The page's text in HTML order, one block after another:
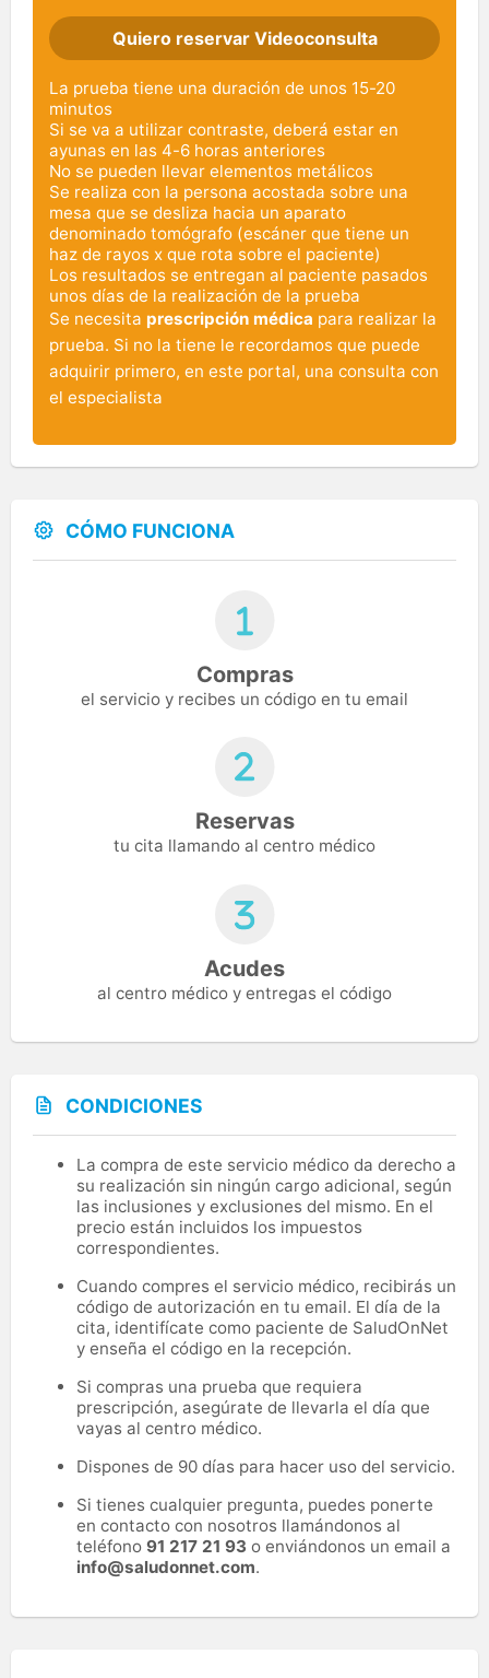
Quiero reservar Videoconsulta
La prueba tiene una duración de unos 15-20
minutos
Si se va a utilizar contraste, deberá estar en
ayunas en las 4-6 horas anteriores
No se pueden llevar elementos metálicos
Se realiza con la persona acostada sobre una
mesa que se desliza hacia un aparato
denominado tomógrafo (escáner que tiene un
haz de rayos x que rota sobre el paciente)
Los resultados se entregan al paciente pasados
unos días de la realización de la prueba
Se necesita prescripción médica para realizar la
prueba. Si no la tiene le recordamos que puede
adquirir primero, en este portal, una consulta con
el especialista
CÓMO FUNCIONA
Compras
el servicio y recibes un código en tu email
Reservas
tu cita llamando al centro médico
Acudes
al centro médico y entregas el código
CONDICIONES
La compra de este servicio médico da derecho a
su realización sin ningún cargo adicional, según
las inclusiones y exclusiones del mismo. En el
precio están incluidos los impuestos
correspondientes.
Cuando compres el servicio médico, recibirás un
código de autorización en tu email. El día de la
cita, identifícate como paciente de SaludOnNet
y enseña el código en la recepción.
Si compras una prueba que requiera
prescripción, asegúrate de llevarla el día que
vayas al centro médico.
Dispones de 90 días para hacer uso del servicio.
Si tienes cualquier pregunta, puedes ponerte
en contacto con nosotros llamándonos al
teléfono 91 217 21 93 o enviándonos un email a
info@saludonnet.com.